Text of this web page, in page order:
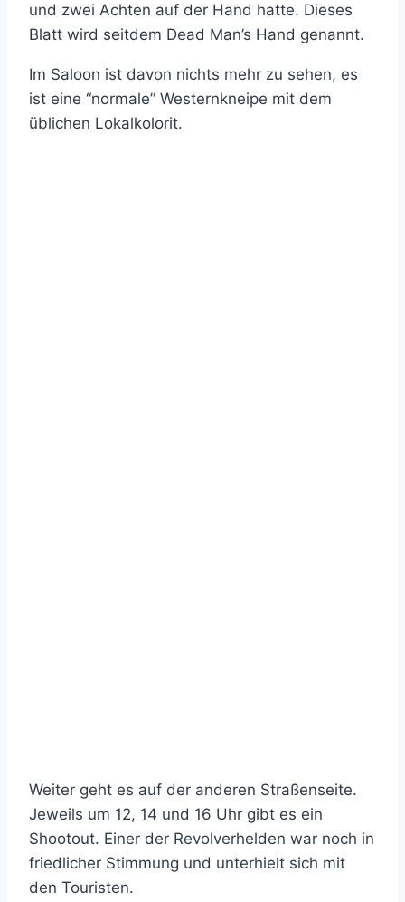
und zwei Achten auf der Hand hatte. Dieses
Blatt wird seitdem Dead Man’s Hand genannt.
Im Saloon ist davon nichts mehr zu sehen, es
ist eine “normale” Westernkneipe mit dem
üblichen Lokalkolorit.
Weiter geht es auf der anderen Straßenseite.
Jeweils um 12, 14 und 16 Uhr gibt es ein
Shootout. Einer der Revolverhelden war noch in
friedlicher Stimmung und unterhielt sich mit
den Touristen.